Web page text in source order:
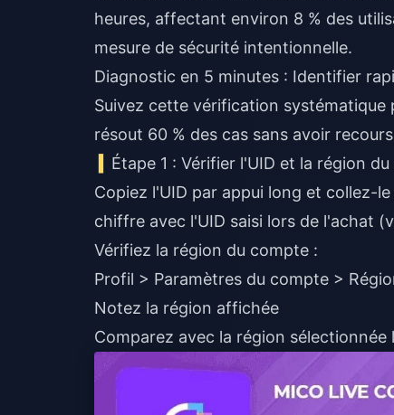
heures, affectant environ 8 % des
mesure de sécurité intentionnelle.
Diagnostic en 5 minutes : Identifier
Suivez cette vérification systématique
résout 60 % des cas sans avoir
Étape 1 : Vérifier l'UID et la région
Copiez l'UID par appui long et collez-
chiffre avec l'UID saisi lors de l'achat
Vérifiez la région du compte :
Profil > Paramètres du compte >
Notez la région affichée
Comparez avec la région sélectionnée